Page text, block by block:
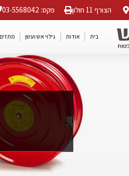
הצורף 11 חולון פקס: 03-5568042
בית אודות גילוי אש ועשן מתזים